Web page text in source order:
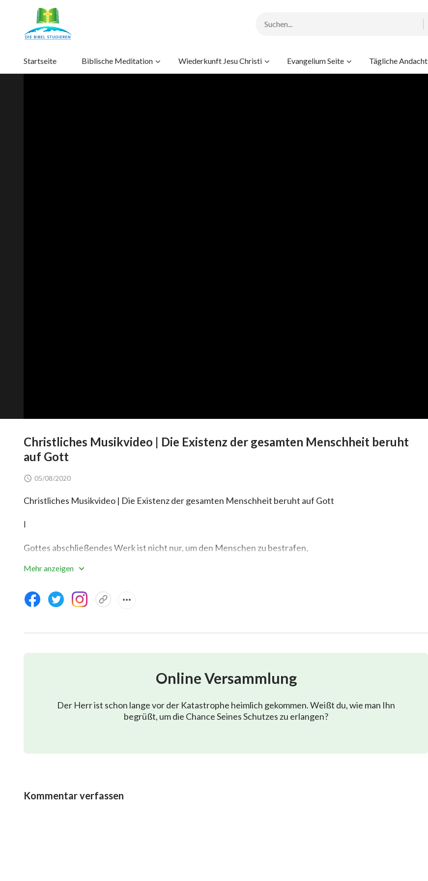
Startseite Biblische Meditation Wiederkunft Jesu Christi Evangelium Seite Tägliche Andacht
Christliches Musikvideo | Die Existenz der gesamten Menschheit beruht
auf Gott
05/08/2020
Christliches Musikvideo | Die Existenz der gesamten Menschheit beruht auf Gott
Ⅰ
Gottes abschließendes Werk ist nicht nur, um den Menschen zu bestrafen,
sondern auch um den Bestimmungsort des Menschen festzulegen.
Mehr noch ist es, um von allen für all das,
Es ist nicht das Tun des Menschen,
Mehr anzeigen
Online Versammlung
Der Herr ist schon lange vor der Katastrophe heimlich gekommen. Weißt du, wie man Ihn
begrüßt, um die Chance Seines Schutzes zu erlangen?
Kommentar verfassen